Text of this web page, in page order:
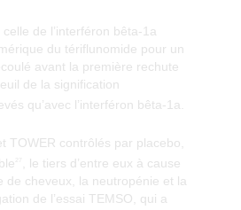
de l’interféron bêta-1a
du tériflunomide pour un
avant la première rechute
de la signification
qu’avec l’interféron bêta-1a.
TOWER contrôlés par placebo,
, le tiers d’entre eux à cause
de cheveux, la neutropénie et la
de l’essai TEMSO, qui a